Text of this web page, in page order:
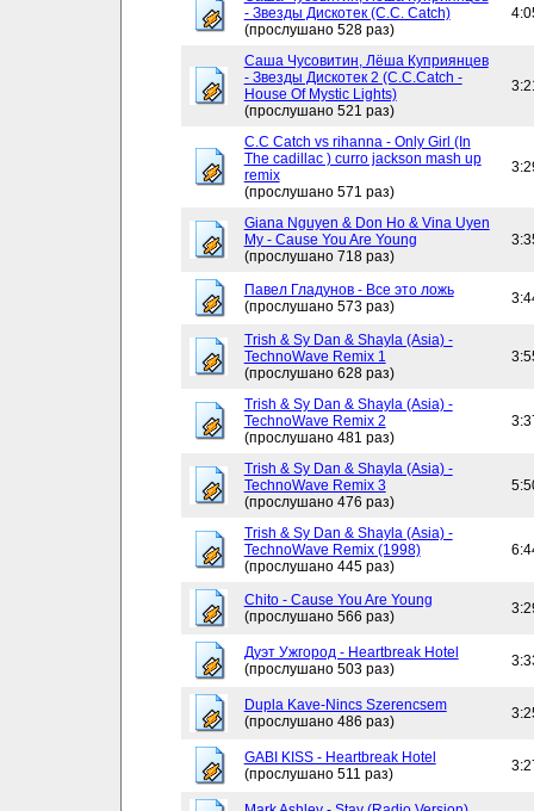
- Звезды Дискотек (C.C. Catch)
(прослушано 528 раз)
Саша Чусовитин, Лёша Куприянцев
- Звезды Дискотек 2 (C.C.Catch -
House Of Mystic Lights)
(прослушано 521 раз)
C.C Catch vs rihanna - Only Girl (In
The cadillac ) curro jackson mash up
remix
(прослушано 571 раз)
Giana Nguyen & Don Ho & Vina Uyen
My - Cause You Are Young
(прослушано 718 раз)
Павел Гладунов - Все это ложь
(прослушано 573 раз)
Trish & Sy Dan & Shayla (Asia) -
TechnoWave Remix 1
(прослушано 628 раз)
Trish & Sy Dan & Shayla (Asia) -
TechnoWave Remix 2
(прослушано 481 раз)
Trish & Sy Dan & Shayla (Asia) -
TechnoWave Remix 3
(прослушано 476 раз)
Trish & Sy Dan & Shayla (Asia) -
TechnoWave Remix (1998)
(прослушано 445 раз)
Chito - Cause You Are Young
(прослушано 566 раз)
Дуэт Ужгород - Heartbreak Hotel
(прослушано 503 раз)
Dupla Kave-Nincs Szerencsem
(прослушано 486 раз)
GABI KISS - Heartbreak Hotel
(прослушано 511 раз)